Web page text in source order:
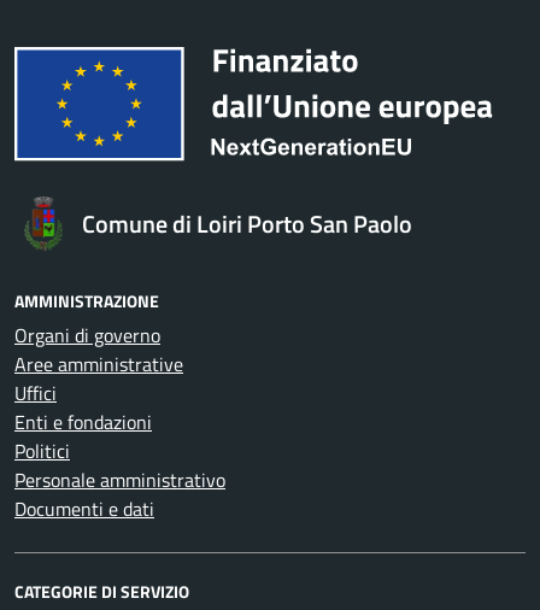
Comune di Loiri Porto San Paolo
AMMINISTRAZIONE
Organi di governo
Aree amministrative
Uffici
Enti e fondazioni
Politici
Personale amministrativo
Documenti e dati
CATEGORIE DI SERVIZIO